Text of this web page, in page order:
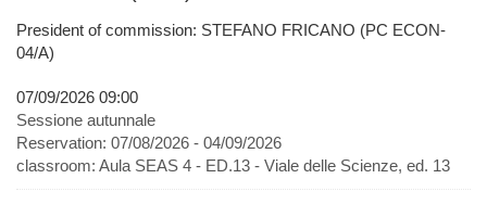
President of commission: STEFANO FRICANO (PC ECON-
04/A)
07/09/2026 09:00
Sessione autunnale
Reservation: 07/08/2026 - 04/09/2026
classroom: Aula SEAS 4 - ED.13 - Viale delle Scienze, ed. 13